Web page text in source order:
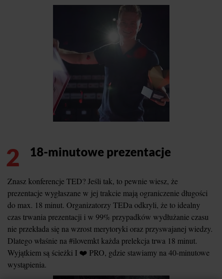
2 18-minutowe prezentacje
Znasz konferencje TED? Jeśli tak, to pewnie wiesz, że
prezentacje wygłaszane w jej trakcie mają ograniczenie długości
do max. 18 minut. Organizatorzy TEDa odkryli, że to idealny
czas trwania prezentacji i w 99% przypadków wydłużanie czasu
nie przekłada się na wzrost merytoryki oraz przyswajanej wiedzy.
Dlatego właśnie na #ilovemkt każda prelekcja trwa 18 minut.
Wyjątkiem są ścieżki I ❤️ PRO, gdzie stawiamy na 40-minutowe
wystąpienia.